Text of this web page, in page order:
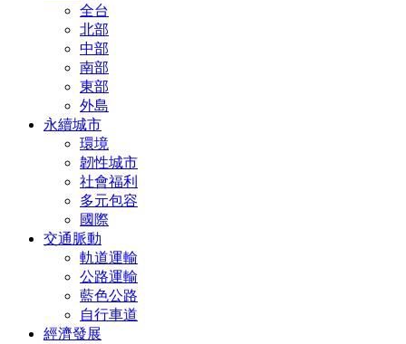
全台
北部
中部
南部
東部
外島
永續城市
環境
韌性城市
社會福利
多元包容
國際
交通脈動
軌道運輸
公路運輸
藍色公路
自行車道
經濟發展